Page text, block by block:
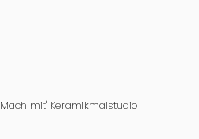
Mach mit' Keramikmalstudio